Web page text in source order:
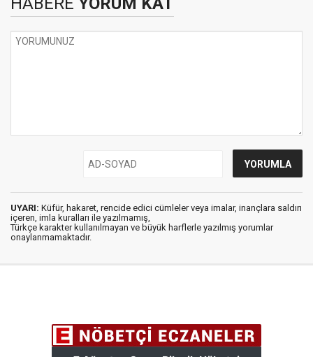
UYARI: Küfür, hakaret, rencide edici cümleler veya imalar, inançlara saldırı
içeren, imla kuralları ile yazılmamış,
Türkçe karakter kullanılmayan ve büyük harflerle yazılmış yorumlar
onaylanmamaktadır.